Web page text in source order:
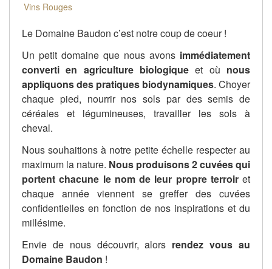
Vins Rouges
Le Domaine Baudon c’est notre coup de coeur !
Un petit domaine que nous avons immédiatement
converti en agriculture biologique et où nous
appliquons des pratiques biodynamiques. Choyer
chaque pied, nourrir nos sols par des semis de
céréales et légumineuses, travailler les sols à
cheval.
Nous souhaitions à notre petite échelle respecter au
maximum la nature. Nous produisons 2 cuvées qui
portent chacune le nom de leur propre terroiret
chaque année viennent se greffer des cuvées
confidentielles en fonction de nos inspirations et du
millésime.
Envie de nous découvrir, alors rendez vous au
Domaine Baudon !